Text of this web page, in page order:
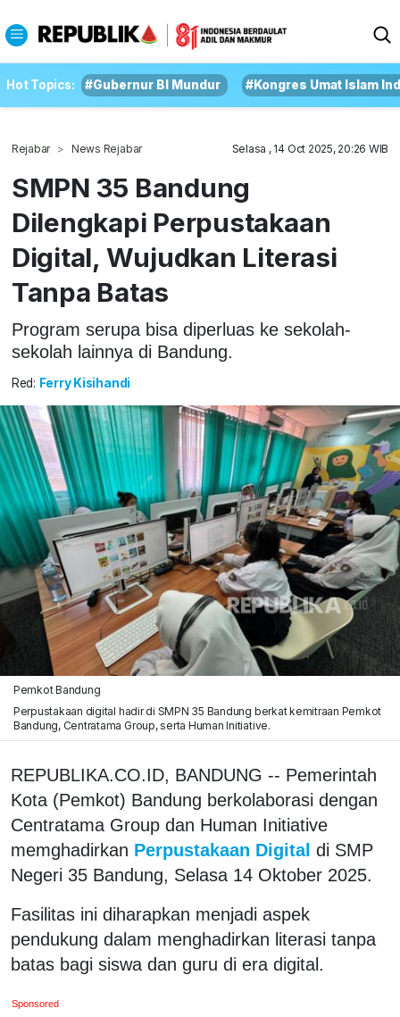
Hot Topics: #Gubernur BI Mundur #Kongres Umat Islam
Rejabar News Rejabar Selasa , 14 Oct 2025, 20:26 WIB
SMPN 35 Bandung
Dilengkapi Perpustakaan
Digital, Wujudkan Literasi
Tanpa Batas
Program serupa bisa diperluas ke sekolah-
sekolah lainnya di Bandung.
Red: Ferry Kisihandi
Pemkot Bandung
Perpustakaan digital hadir di SMPN 35 Bandung berkat kemitraan Pemkot
Bandung, Centratama Group, serta Human Initiative.
REPUBLIKA.CO.ID, BANDUNG -- Pemerintah
Kota (Pemkot) Bandung berkolaborasi dengan
Centratama Group dan Human Initiative
memghadirkan Perpustakaan Digital di SMP
Negeri 35 Bandung, Selasa 14 Oktober 2025.
Fasilitas ini diharapkan menjadi aspek
pendukung dalam menghadirkan literasi tanpa
batas bagi siswa dan guru di era digital.
Sponsored